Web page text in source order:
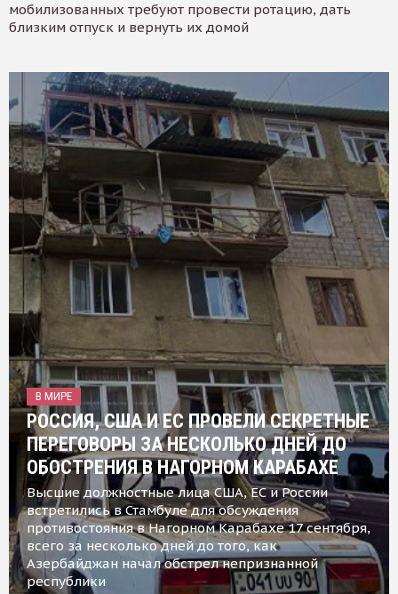
мобилизованных требуют провести ротацию, дать
близким отпуск и вернуть их домой
В МИРЕ
РОССИЯ, США И ЕС ПРОВЕЛИ СЕКРЕТНЫЕ
ПЕРЕГОВОРЫ ЗА НЕСКОЛЬКО ДНЕЙ ДО
ОБОСТРЕНИЯ В НАГОРНОМ КАРАБАХЕ
Высшие должностные лица США, ЕС и России
встретились в Стамбуле для обсуждения
противостояния в Нагорном Карабахе 17 сентября,
всего за несколько дней до того, как
Азербайджан начал обстрел непризнанной
республики